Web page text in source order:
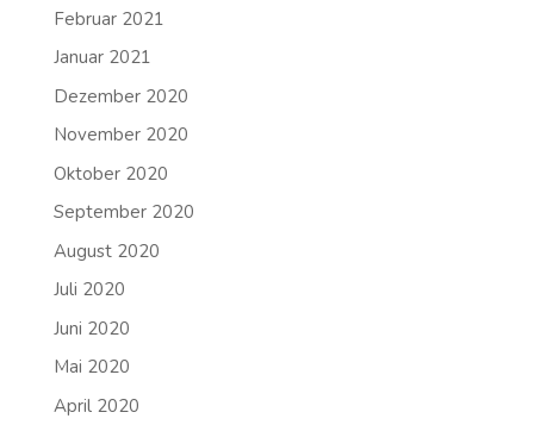
Februar 2021
Januar 2021
Dezember 2020
November 2020
Oktober 2020
September 2020
August 2020
Juli 2020
Juni 2020
Mai 2020
April 2020